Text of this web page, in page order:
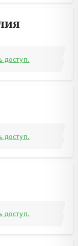
доступ.
доступ.
доступ.